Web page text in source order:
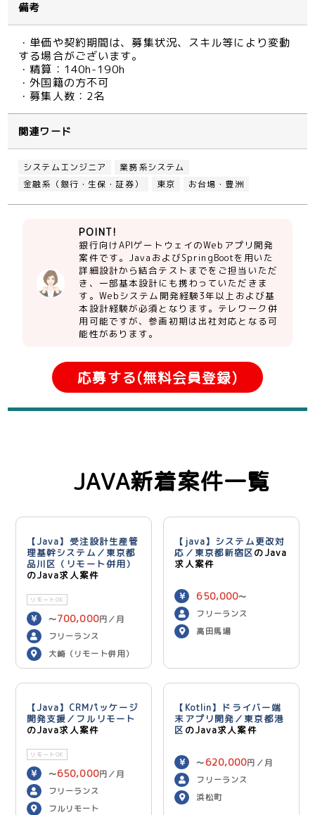
備考
・単価や契約期間は、募集状況、スキル等により変動
する場合がございます。
・精算：140h-190h
・外国籍の方不可
・募集人数：2名
関連ワード
システムエンジニア
業務系システム
金融系（銀行・生保・証券）
東京 お台場・豊洲
POINT!
銀行向けAPIゲートウェイのWebアプリ開発
案件です。JavaおよびSpringBootを用いた
詳細設計から結合テストまでをご担当いただ
き、一部基本設計にも携わっていただきま
す。Webシステム開発経験3年以上および基
本設計経験が必須となります。テレワーク併
用可能ですが、参画初期は出社対応となる可
能性があります。
応募する(無料会員登録)
JAVA新着案件一覧
【Java】受注設計生産管
理基幹システム／東京都
品川区（リモート併用）
のJava求人案件
リモートOK
〜700,000円／月
フリーランス
大崎（リモート併用）
【java】システム更改対
応／東京都新宿区のJava
求人案件
650,000〜
750,000 円／月
フリーランス
高田馬場
【Java】CRMパッケージ
開発支援／フルリモート
のJava求人案件
リモートOK
〜650,000円／月
フリーランス
フルリモート
【Kotlin】ドライバー端
末アプリ開発／東京都港
区 のJava求人案件
〜 620,000円／月
フリーランス
浜松町